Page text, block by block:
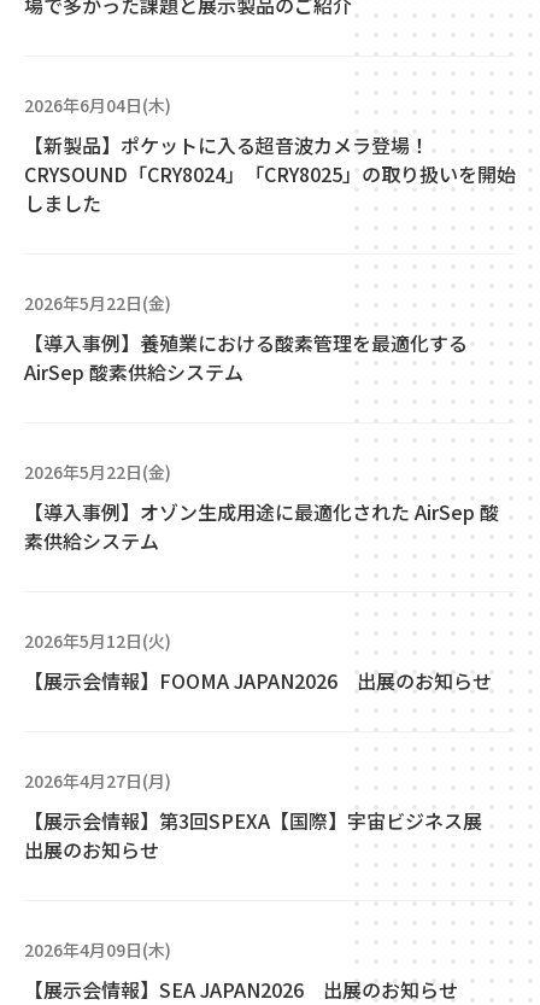
2026年6月04日(木)
【新製品】ポケットに入る超音波カメラ登場！
CRYSOUND「CRY8024」「CRY8025」の取り扱いを開始
しました
2026年5月22日(金)
【導入事例】養殖業における酸素管理を最適化する
AirSep 酸素供給システム
2026年5月22日(金)
【導入事例】オゾン生成用途に最適化された AirSep 酸
素供給システム
2026年5月12日(火)
【展示会情報】FOOMA JAPAN2026 出展のお知らせ
2026年4月27日(月)
【展示会情報】第3回SPEXA【国際】宇宙ビジネス展
出展のお知らせ
2026年4月09日(木)
【展示会情報】SEA JAPAN2026 出展のお知らせ